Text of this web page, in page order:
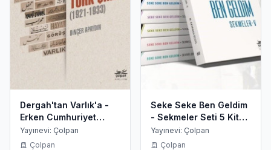
Dergah'tan Varlık'a -
Erken Cumhuriyet
Dönemi Türk Şiiri 1921 -
1933
Yayınevi: Çolpan
Çolpan
Seke Seke Ben Geldim
- Sekmeler Seti 5 Kitap
Takım
Yayınevi: Çolpan
Çolpan